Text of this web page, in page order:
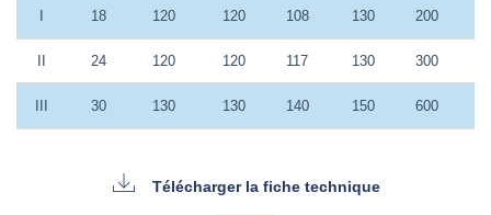
18 120 120 108 130 200
24 120 120 117 130 300
30 130 130 140 150 600
Télécharger la fiche technique